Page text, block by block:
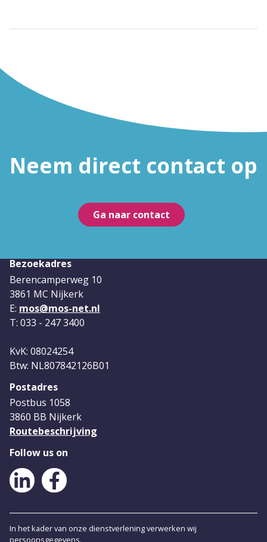
Neem direct contact op
Ga naar contact
Bezoekadres
Berencamperweg 10
3861 MC Nijkerk
E: mos@mos-net.nl
T: 033 - 247 3400
KvK: 08024254
Btw: NL807842126B01
Postadres
Postbus 1058
3860 BB Nijkerk
Routebeschrijving
Follow us on
LinkedIn
In het kader van onze dienstverlening verwerken wij
persoonsgegevens.